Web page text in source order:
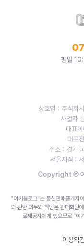
평일
상호명 : 주식회
사업자
대표
대표
주소 : 경기
서울지점 :
Copyright ©
"여기블로그"는 통신판매중개자
의 관한 의무와 책임은 판매회원
료제공자에게 있으므로 "여
이용약